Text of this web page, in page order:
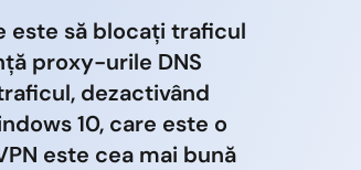
este să blocați traficul
proxy-urile DNS
dezactivând
10, care este o
este cea mai bună